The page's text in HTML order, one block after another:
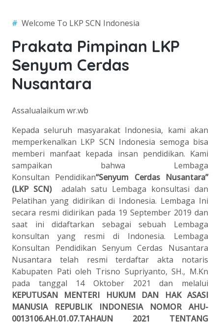
# Welcome To LKP SCN Indonesia
Prakata Pimpinan LKP
Senyum Cerdas
Nusantara
Assalualaikum wr.wb
Kepada seluruh masyarakat Indonesia, kami akan
memperkenalkan LKP SCN Indonesia semoga bisa
memberi manfaat kepada insan pendidikan. Kami
sampaikan bahwa Lembaga
Konsultan Pendidikan“Senyum Cerdas Nusantara”
(LKP SCN)adalah satu Lembaga konsultasi dan
Pelatihan yang didirikan di Indonesia. Lembaga Ini
secara resmi didirikan pada 19 September 2019 dan
saat ini didaftarkan sebagai sebuah Lembaga
konsultan yang resmi di Indonesia. Lembaga
Konsultan Pendidikan Senyum Cerdas Nusantara
Nusantara telah resmi terdaftar akta notaris
Kabupaten Pati oleh Trisno Supriyanto, SH., M.Kn
pada tanggal 14 Oktober 2021 dan melalui
KEPUTUSAN MENTERI HUKUM DAN HAK ASASI
MANUSIA REPUBLIK INDONESIA NOMOR AHU-
0013106.AH.01.07.TAHAUN 2021 TENTANG